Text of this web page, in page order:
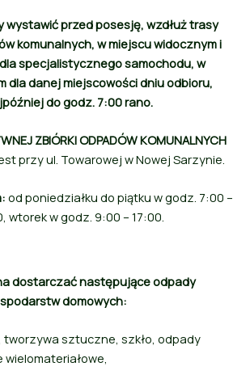
wystawić przed posesję, wzdłuż trasy
komunalnych, w miejscu widocznym i
specjalistycznego samochodu, w
dla danej miejscowości dniu odbioru,
do godz. 7:00 rano.
ZBIÓRKI ODPADÓW KOMUNALNYCH
przy ul. Towarowej w Nowej Sarzynie.
od poniedziałku do piątku w godz. 7:00 –
wtorek w godz. 9:00 – 17:00.
dostarczać następujące odpady
domowych:
tworzywa sztuczne, szkło, odpady